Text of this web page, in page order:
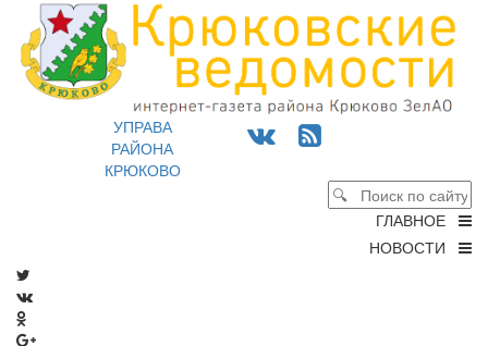
УПРАВА
РАЙОНА
КРЮКОВО
ГЛАВНОЕ
НОВОСТИ